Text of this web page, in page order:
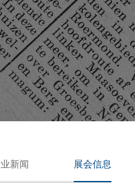
新闻 展会信息